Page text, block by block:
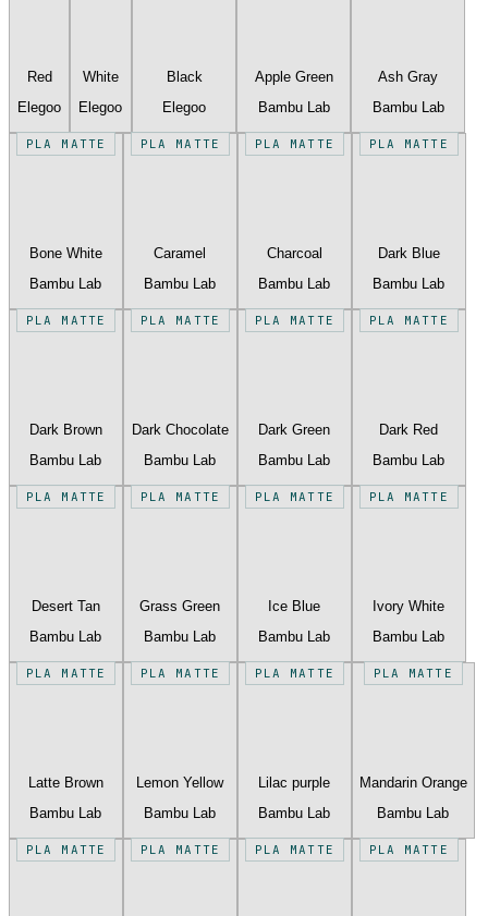
Red
Elegoo
White
Elegoo
Black
Elegoo
Apple Green
Bambu Lab
Ash Gray
Bambu Lab
PLA MATTE
Bone White
Bambu Lab
PLA MATTE
Caramel
Bambu Lab
PLA MATTE
Charcoal
Bambu Lab
PLA MATTE
Dark Blue
Bambu Lab
PLA MATTE
Dark Brown
Bambu Lab
PLA MATTE
Dark Chocolate
Bambu Lab
PLA MATTE
Dark Green
Bambu Lab
PLA MATTE
Dark Red
Bambu Lab
PLA MATTE
Desert Tan
Bambu Lab
PLA MATTE
Grass Green
Bambu Lab
PLA MATTE
Ice Blue
Bambu Lab
PLA MATTE
Ivory White
Bambu Lab
PLA MATTE
Latte Brown
Bambu Lab
PLA MATTE
Lemon Yellow
Bambu Lab
PLA MATTE
Lilac purple
Bambu Lab
PLA MATTE
Mandarin Orange
Bambu Lab
PLA MATTE PLA MATTE PLA MATTE PLA MATTE